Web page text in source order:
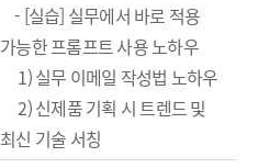
- [실습] 실무에서 바로 적용
가능한 프롬프트 사용 노하우
1)실무 이메일 작성법 노하우
2)신제품 기획 시 트렌드 및
최신 기술 서칭